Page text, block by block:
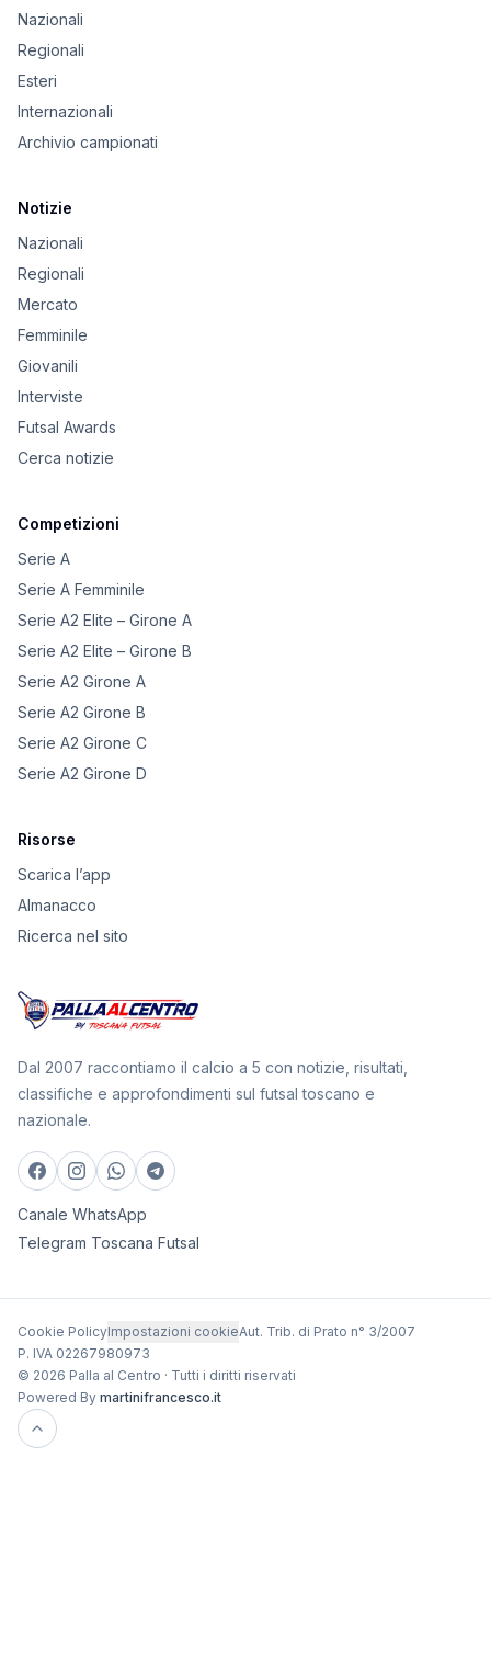
Nazionali
Regionali
Esteri
Internazionali
Archivio campionati
Notizie
Nazionali
Regionali
Mercato
Femminile
Giovanili
Interviste
Futsal Awards
Cerca notizie
Competizioni
Serie A
Serie A Femminile
Serie A2 Elite – Girone A
Serie A2 Elite – Girone B
Serie A2 Girone A
Serie A2 Girone B
Serie A2 Girone C
Serie A2 Girone D
Risorse
Scarica l’app
Almanacco
Ricerca nel sito
Dal 2007 raccontiamo il calcio a 5 con notizie, risultati,
classifiche e approfondimenti sul futsal toscano e
nazionale.
Canale WhatsApp
Telegram Toscana Futsal
Cookie PolicyImpostazioni cookieAut. Trib. di Prato n° 3/2007
P. IVA 02267980973
© 2026 Palla al Centro · Tutti i diritti riservati
Powered By martinifrancesco.it